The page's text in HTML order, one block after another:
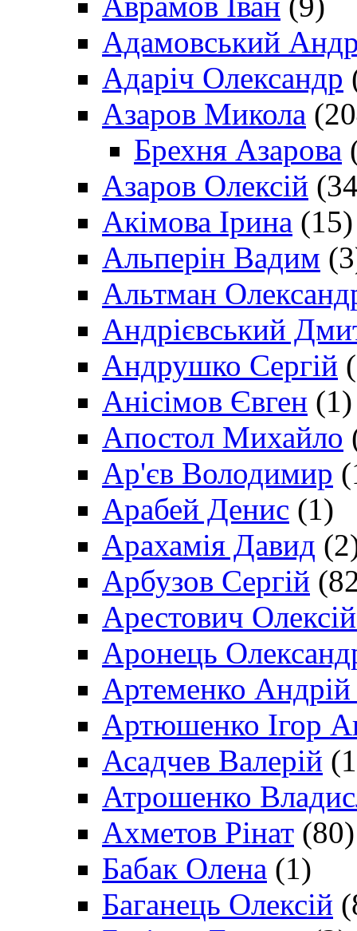
Адамовський
Адаріч Олександр
Азаров Микола
Брехня Азарова
Азаров Олексій
Акімова Ірина (15)
Альперін Вадим
Альтман
Андрієвський
Андрушко Сергій
Анісімов Євген (1)
Апостол Михайло
Ар'єв Володимир
Арабей Денис (1)
Арахамія Давид
Арбузов Сергій
Арестович
Аронець
Артеменко Андрій
Артюшенко Ігор
Асадчев Валерій
Атрошенко
Ахметов Рінат (80)
Бабак Олена (1)
Баганець Олексій